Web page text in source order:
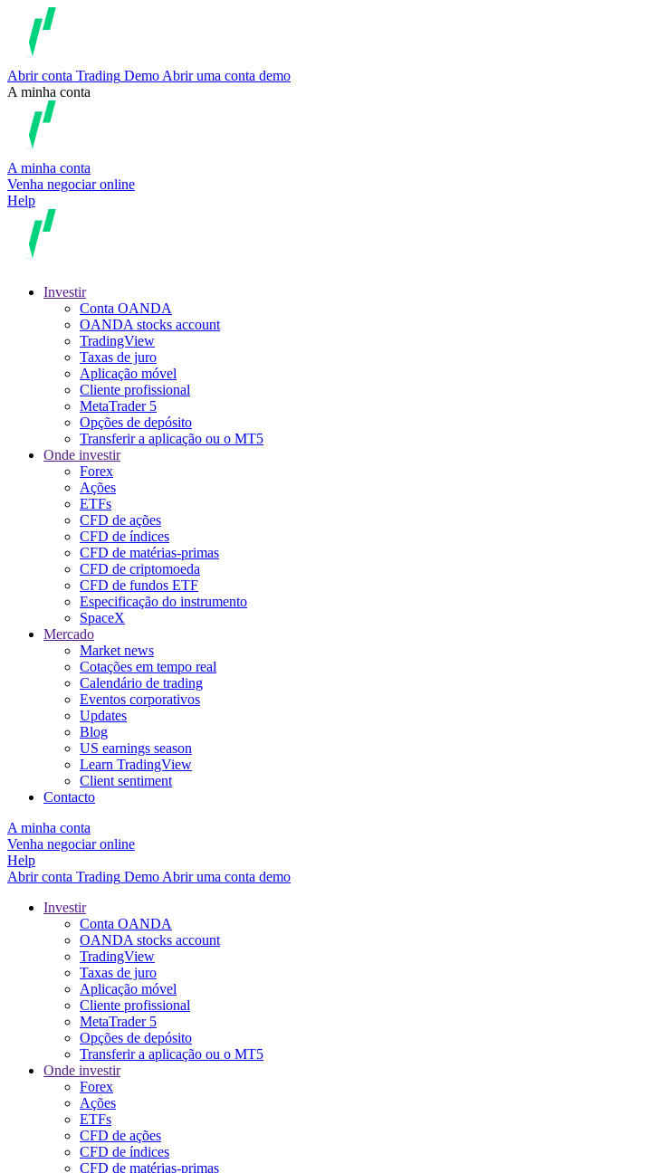
Abrir conta Trading Demo Abrir uma conta demo
A minha conta
A minha conta
Venha negociar online
Help
Investir
Conta OANDA
OANDA stocks account
TradingView
Taxas de juro
Aplicação móvel
Cliente profissional
MetaTrader 5
Opções de depósito
Transferir a aplicação ou o MT5
Onde investir
Forex
Ações
ETFs
CFD de ações
CFD de índices
CFD de matérias-primas
CFD de criptomoeda
CFD de fundos ETF
Especificação do instrumento
SpaceX
Mercado
Market news
Cotações em tempo real
Calendário de trading
Eventos corporativos
Updates
Blog
US earnings season
Learn TradingView
Client sentiment
Contacto
A minha conta
Venha negociar online
Help
Abrir conta Trading Demo Abrir uma conta demo
Investir
Conta OANDA
OANDA stocks account
TradingView
Taxas de juro
Aplicação móvel
Cliente profissional
MetaTrader 5
Opções de depósito
Transferir a aplicação ou o MT5
Onde investir
Forex
Ações
ETFs
CFD de ações
CFD de índices
CFD de matérias-primas